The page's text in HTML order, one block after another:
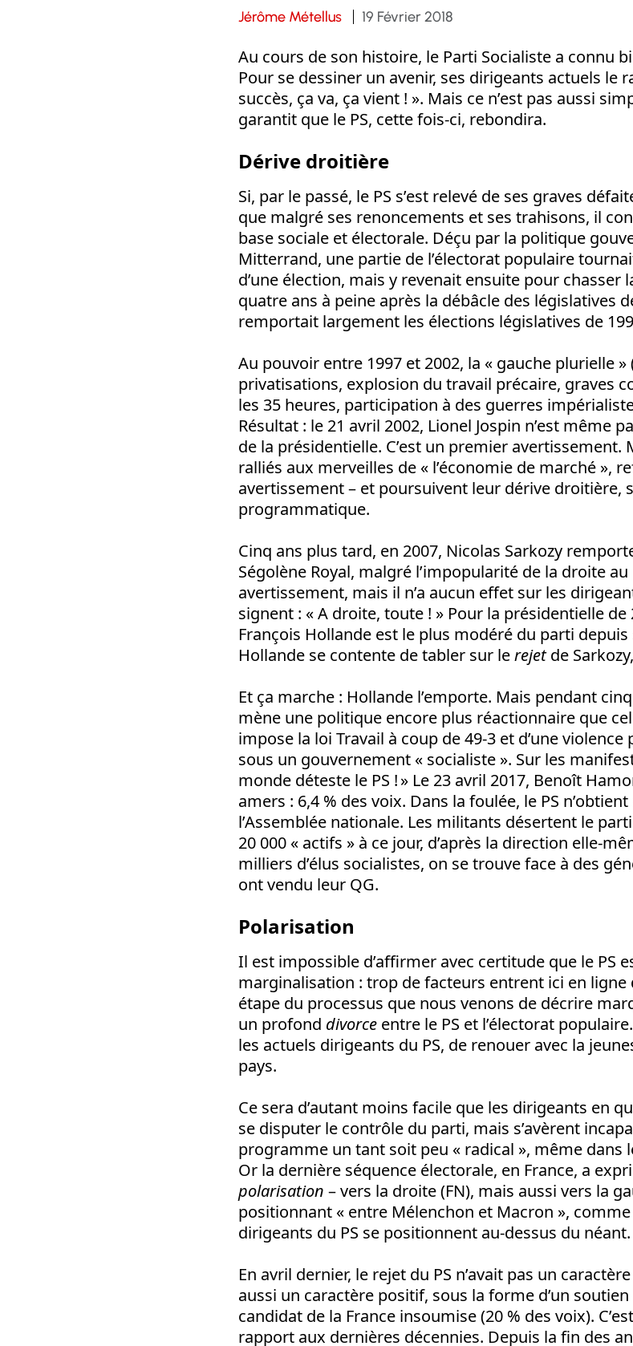
Jérôme Métellus 19 Février 2018
Au cours de son histoire, le Parti Socialiste a connu
Pour se dessiner un avenir, ses dirigeants actuels le
succès, ça va, ça vient ! ». Mais ce n’est pas aussi
garantit que le PS, cette fois-ci, rebondira.
Dérive droitière
Si, par le passé, le PS s’est relevé de ses graves
que malgré ses renoncements et ses trahisons, il
base sociale et électorale. Déçu par la politique
Mitterrand, une partie de l’électorat populaire
d’une élection, mais y revenait ensuite pour chasser
quatre ans à peine après la débâcle des législatives
remportait largement les élections législatives de
Au pouvoir entre 1997 et 2002, la « gauche plurielle »
privatisations, explosion du travail précaire, graves
les 35 heures, participation à des guerres
Résultat : le 21 avril 2002, Lionel Jospin n’est même
de la présidentielle. C’est un premier avertissement.
ralliés aux merveilles de « l’économie de marché »,
avertissement – et poursuivent leur dérive droitière,
programmatique.
Cinq ans plus tard, en 2007, Nicolas Sarkozy
Ségolène Royal, malgré l’impopularité de la droite
avertissement, mais il n’a aucun effet sur les
signent : « A droite, toute ! » Pour la présidentielle
François Hollande est le plus modéré du parti
Hollande se contente de tabler sur lerejetde
Et ça marche : Hollande l’emporte. Mais pendant
mène une politique encore plus réactionnaire que
impose la loi Travail à coup de 49-3 et d’une
sous un gouvernement « socialiste ». Sur les
monde déteste le PS ! » Le 23 avril 2017, Benoît
amers : 6,4 % des voix. Dans la foulée, le PS
l’Assemblée nationale. Les militants désertent le
20 000 « actifs » à ce jour, d’après la direction elle-
milliers d’élus socialistes, on se trouve face à des
ont vendu leur QG.
Polarisation
Il est impossible d’affirmer avec certitude que le PS
marginalisation : trop de facteurs entrent ici en
étape du processus que nous venons de décrire
un profond divorce entre le PS et l’électorat
les actuels dirigeants du PS, de renouer avec la
pays.
Ce sera d’autant moins facile que les dirigeants en
se disputer le contrôle du parti, mais s’avèrent
programme un tant soit peu « radical », même dans
Or la dernière séquence électorale, en France, a
polarisation – vers la droite (FN), mais aussi vers la
positionnant « entre Mélenchon et Macron »,
dirigeants du PS se positionnent au-dessus du
En avril dernier, le rejet du PS n’avait pas un
aussi un caractère positif, sous la forme d’un
candidat de la France insoumise (20 % des voix).
rapport aux dernières décennies. Depuis la fin des